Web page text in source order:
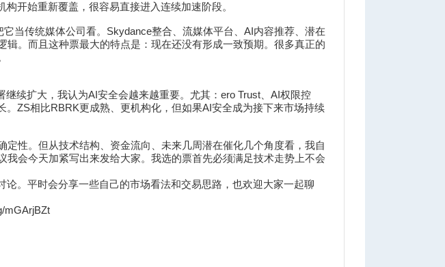
开始重新覆盖，很容易直接进入连续加速阶段。
当传统媒体公司看。Skydance整合、流媒体平台、AI内容推荐、潜在
。而且这种票最大的特点是：现在还没有形成一致预期。很多真正的
续扩大，我认为AI安全会越来越重要。尤其：ero Trust、AI权限控
ZS相比RBRK更成熟、更机构化，但如果AI安全成为接下来市场持续
性。但从技术结构、资金流向、未来几周潜在催化几个角度看，我自
会今天加紧写出来发给大家。我选的票首先必须满足技术走势上不会
。平时会分享一些自己的市场看法和交易思路，也欢迎大家一起聊
mGArjBZt